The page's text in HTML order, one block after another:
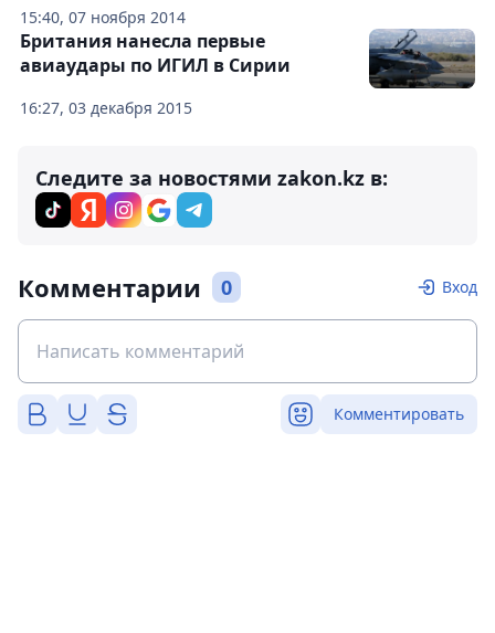
15:40, 07 ноября 2014
16:27, 03 декабря 2015
Британия нанесла первые
авиаудары по ИГИЛ в Сирии
Следите за новостями zakon.kz в:
Комментарии 0 Вход
Комментировать